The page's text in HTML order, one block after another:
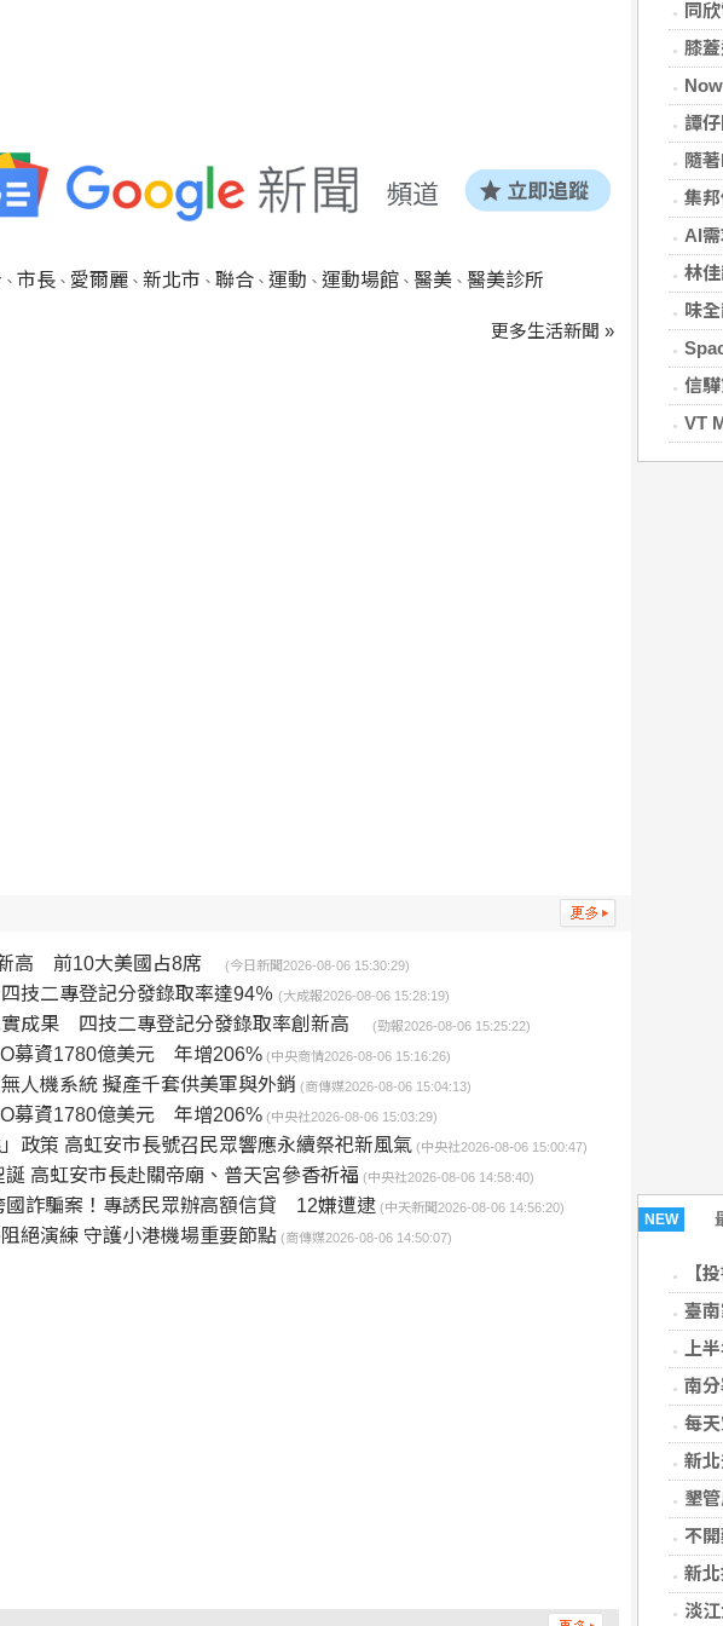
同欣
膝蓋退化
Now TV「STEM
譚仔國際
隨著Bybit
集邦
AI需
林佳
味全
信驊第
VT
NEW
【投書
臺南家
上
南分署
每天穿
新北升
墾管
不開
新北技
淡江
、 市長、 愛爾麗、 新北市 、 聯合、 運動 、 運動場館 、 醫美、 醫美診所
更多生活新聞 »
高 前10大美國占8席 (今日新聞2026-08-06 15:30:29)
技二專登記分發錄取率達94％ (大成報2026-08-06 15:28:19)
實成果 四技二專登記分發錄取率創新高 (勁報2026-08-06 15:25:22)
募資1780億美元 年增206% (中央商情2026-08-06 15:16:26)
人機系統 擬產千套供美軍與外銷 (商傳媒2026-08-06 15:04:13)
募資1780億美元 年增206% (中央社2026-08-06 15:03:29)
政策 高虹安市長號召民眾響應永續祭祀新風氣 (中央社2026-08-06 15:00:47)
高虹安市長赴關帝廟、普天宮參香祈福 (中央社2026-08-06 14:58:40)
國詐騙案！專誘民眾辦高額信貸 12嫌遭逮 (中天新聞2026-08-06 14:56:20)
絕演練 守護小港機場重要節點 (商傳媒2026-08-06 14:50:07)